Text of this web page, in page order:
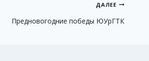
ДАЛЕЕ
Предновогодние победы ЮУрГТК